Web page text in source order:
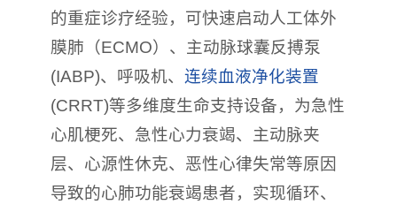
的重症诊疗经验，可快速启动人工体外
膜肺（ECMO）、主动脉球囊反搏泵
(IABP)、呼吸机、 连续血液净化装置
(CRRT)等多维度生命支持设备，为急性
心肌梗死、急性心力衰竭、主动脉夹
层、心源性休克、恶性心律失常等原因
导致的心肺功能衰竭患者，实现循环、